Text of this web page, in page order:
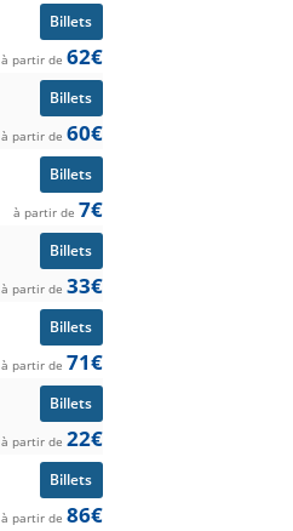
Billets
à partir de 62€
Billets
à partir de 60€
Billets
à partir de 7€
Billets
à partir de 33€
Billets
à partir de 71€
Billets
à partir de 22€
Billets
à partir de 86€